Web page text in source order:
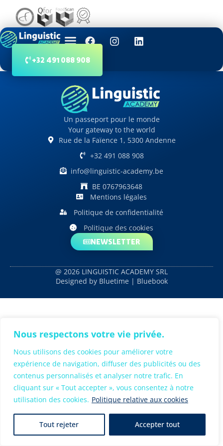
Nous respectons votre vie privée.
Nous utilisons des cookies pour améliorer votre
expérience de navigation, diffuser des publicités ou des
contenus personnalisés et analyser notre trafic. En
cliquant sur « Tout accepter », vous consentez à notre
utilisation des cookies. Politique relative aux cookies
Tout rejeter Accepter tout
+32 491 088 908
Un passeport pour le monde
Your gateway to the world
Rue de la Faïence 1, 5300 Andenne
+32 491 088 908
info@linguistic-academy.be
BE 0767963648
Mentions légales
Politique de confidentialité
Politique des cookies
NEWSLETTER
@ 2026 LINGUISTIC ACADEMY SRL
Designed by Bluetime | Bluebook